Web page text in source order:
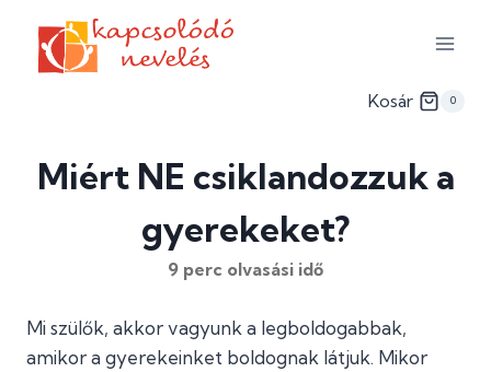
content
Kosár 0
Miért NE csiklandozzuk a
gyerekeket?
9 perc olvasási idő
Mi szülők, akkor vagyunk a legboldogabbak,
amikor a gyerekeinket boldognak látjuk. Mikor